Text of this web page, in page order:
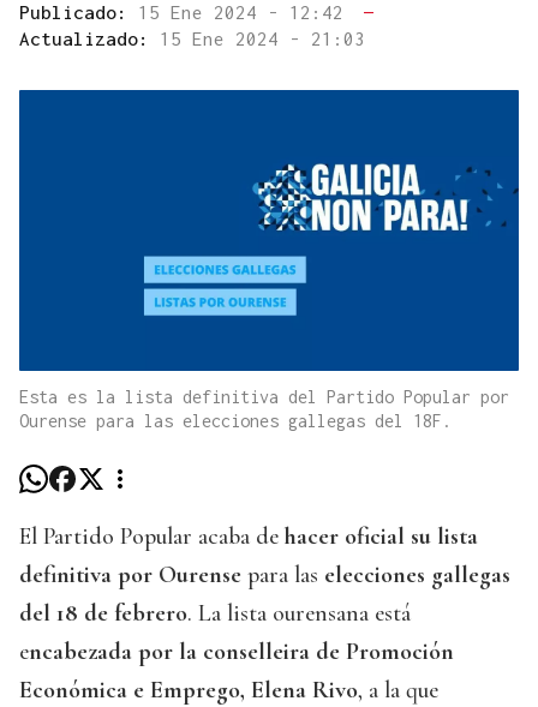
Publicado: 15 Ene 2024 - 12:42
—
Actualizado: 15 Ene 2024 - 21:03
Esta es la lista definitiva del Partido Popular por
Ourense para las elecciones gallegas del 18F.
El Partido Popular acaba de hacer oficial su lista
definitiva por Ourense para las elecciones gallegas
del 18 de febrero. La lista ourensana está
encabezada por la conselleira de Promoción
Económica e Emprego, Elena Rivo, a la que